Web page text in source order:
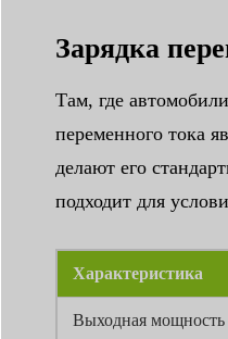
Зарядка
Там, где
переменного тока
делают его
подходит для
Характеристика
Выходная мощность